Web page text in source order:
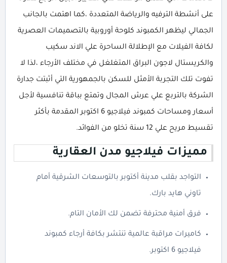
على أنشطة الترفيه والرياضة المتعددة ،كما اهتمت بالجانب
الجمالي ليظهر الكمبوند كلوحة أوروبية بالتصميمات العصرية
لكافة الفيلات مع الإطلالة الساحرة علي الاند سكيب
والكريستال لاجون البراق المتغلغل في مختلف الأرجاء ،لذا لا
تفوت تلك التجربة الأمثل للسكن بالجمهورية التي أثبتت جدارة
الشركة بالتربع علي عرش المجال وتمتع بباقة تنافسية لأجل
أسعار ومساحات كمبوند فيلاجيو 6 اكتوبر المقدمة بأكثر
تقسيط مريح علي 12 سنة تخلو من الفوائد.
مميزات فيلاجيو مدن العقارية
التواجد بقلب مدينة أكتوبر بالتوسعات الشرقية أمام
تاوني هايد بارك.
فرق أمنية محترفة تضمن لك الأمان التام.
كاميرات مراقبة عالمية تنتشر بكافة أرجاء كمبوند
فيلاجيو 6 اكتوبر.